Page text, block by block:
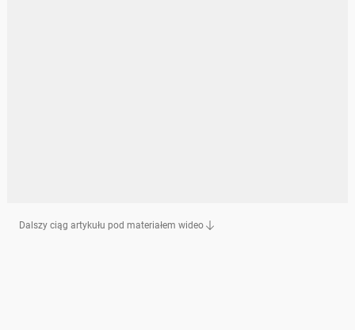
Dalszy ciąg artykułu pod materiałem wideo